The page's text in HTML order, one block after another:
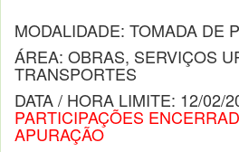
MODALIDADE: TOMADA DE
ÁREA: OBRAS, SERVIÇOS
TRANSPORTES
DATA / HORA LIMITE: 12/02/
PARTICIPAÇÕES
APURAÇÃO